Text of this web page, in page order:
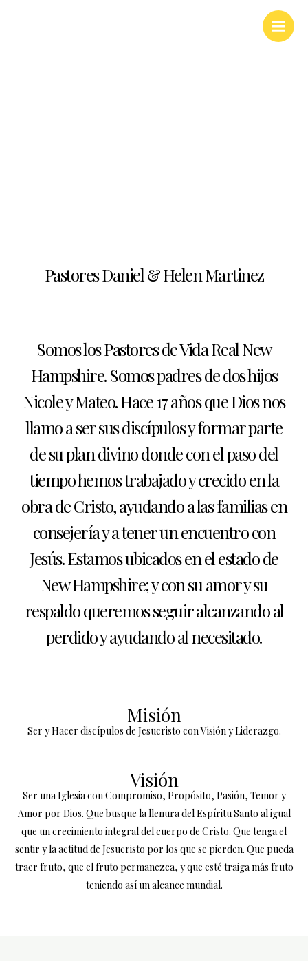
Main
Pastores Daniel & Helen Martinez
Somos los Pastores de Vida Real New
Hampshire. Somos padres de dos hijos
Nicole y Mateo. Hace 17 años que Dios nos
llamo a ser sus discípulos y formar parte
de su plan divino donde con el paso del
tiempo hemos trabajado y crecido en la
obra de Cristo, ayudando a las familias en
consejería y a tener un encuentro con
Jesús. Estamos ubicados en el estado de
New Hampshire; y con su amor y su
respaldo queremos seguir alcanzando al
perdido y ayudando al necesitado.
Misión
Ser y Hacer discípulos de Jesucristo con Visión y Liderazgo.
Visión
Ser una Iglesia con Compromiso, Propósito, Pasión, Temor y
Amor por Dios. Que busque la llenura del Espíritu Santo al igual
que un crecimiento integral del cuerpo de Cristo. Que tenga el
sentir y la actitud de Jesucristo por los que se pierden. Que pueda
traer fruto, que el fruto permanezca, y que esté traiga más fruto
teniendo así un alcance mundial.